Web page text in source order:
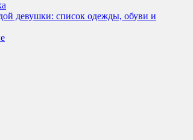
девушки: список одежды, обуви и